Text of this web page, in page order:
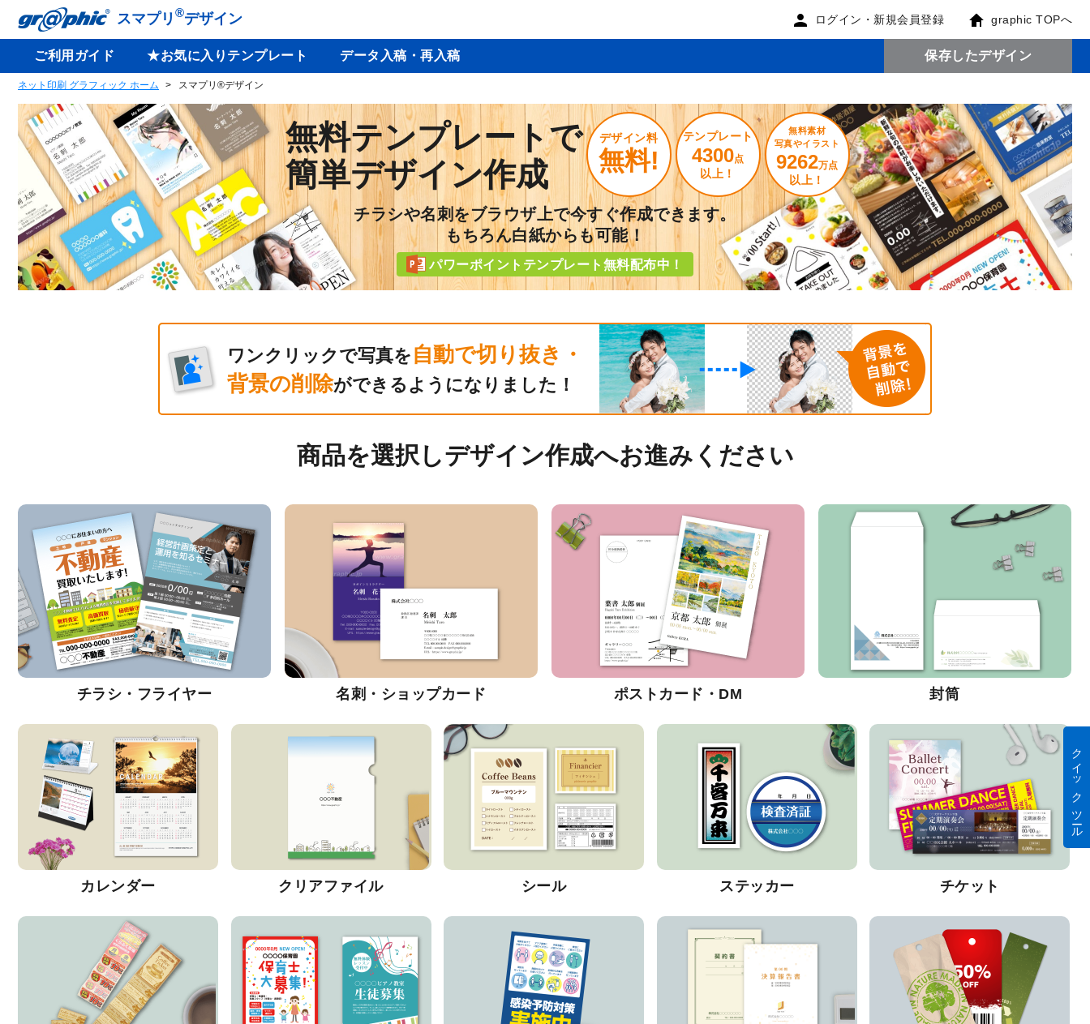
スマプリ ®デザイン ログイン・新規会員登録 graphic TOPへ
ご利用ガイド ★お気に入りテンプレート データ入稿・再入稿 保存したデザイン
ネット印刷 グラフィック ホーム スマプリ®デザイン
無料テンプレートで
簡単デザイン作成
デザイン料
無料!
テンプレート
4300点
以上！
無料素材
写真やイラスト
9262万点
以上！
チラシや名刺をブラウザ上で今すぐ作成できます。
もちろん白紙からも可能！
パワーポイントテンプレート無料配布中！
ワンクリックで写真を 自動で切り抜き・
背景の削除ができるようになりました！
商品を選択しデザイン作成へお進みください
チラシ・フライヤー 名刺・ショップカード ポストカード・DM 封筒
カレンダー クリアファイル シール ステッカー チケット
クイック ツール